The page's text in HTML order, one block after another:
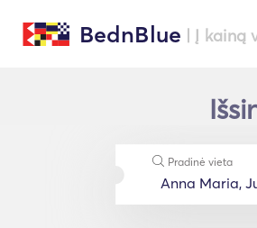
BednBlue | Į
Pradinė vieta